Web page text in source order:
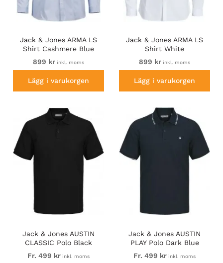
Jack & Jones ARMA LS
Shirt Cashmere Blue
899 krinkl. moms
Lägg i varukorgen
Jack & Jones ARMA LS
Shirt White
899 kr inkl. moms
Lägg i varukorgen
Jack & Jones AUSTIN
CLASSIC Polo Black
Fr. 499 krinkl. moms
Jack & Jones AUSTIN
PLAY Polo Dark Blue
Fr. 499 kr inkl. moms